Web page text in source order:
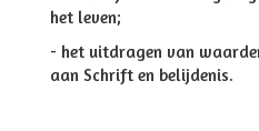
het leven;
- het uitdragen van
aan Schrift en belijdenis.